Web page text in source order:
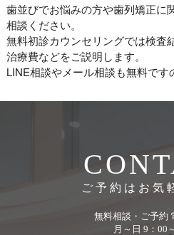
歯並びでお悩みの方や歯列矯正に
相談ください。
無料初診カウンセリングでは検査
治療費などをご説明します。
LINE相談やメール相談も無料です
ご予約はお気
無料相談・ご予約
月～日 9：00